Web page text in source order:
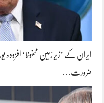
ایران کے ’زیر زمین محفوظ‘ افزودہ
ضرورت…